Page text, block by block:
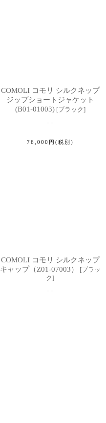
COMOLI コモリ シルクネップ
ジップショートジャケット
(B01-01003) [ブラック]
76,000 円 (税別)
COMOLI コモリ シルクネップ
キャップ（Z01-07003）
[ブラッ
ク]